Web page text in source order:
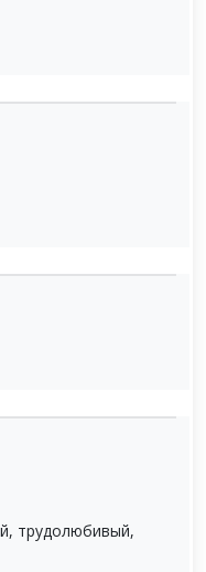
трудолюбивый,